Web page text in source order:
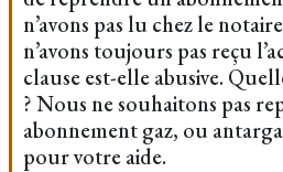
n’avons pas lu chez le
n’avons toujours pas reçu
clause est-elle abusive.
? Nous ne souhaitons pas
abonnement gaz, ou
pour votre aide.